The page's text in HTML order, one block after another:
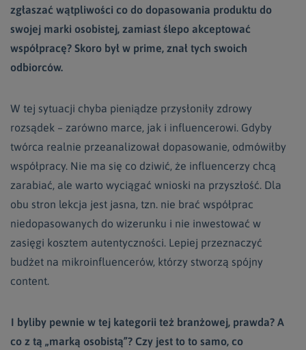
zgłaszać wątpliwości co do dopasowania produktu do
swojej marki osobistej, zamiast ślepo akceptować
współpracę? Skoro był w prime, znał tych swoich
odbiorców.
W tej sytuacji chyba pieniądze przysłoniły zdrowy
rozsądek – zarówno marce, jak i influencerowi. Gdyby
twórca realnie przeanalizował dopasowanie, odmówiłby
współpracy. Nie ma się co dziwić, że influencerzy chcą
zarabiać, ale warto wyciągać wnioski na przyszłość. Dla
obu stron lekcja jest jasna, tzn. nie brać współprac
niedopasowanych do wizerunku i nie inwestować w
zasięgi kosztem autentyczności. Lepiej przeznaczyć
budżet na mikroinfluencerów, którzy stworzą spójny
content.
I byliby pewnie w tej kategorii też branżowej, prawda? A
co z tą „marką osobistą”? Czy jest to to samo, co